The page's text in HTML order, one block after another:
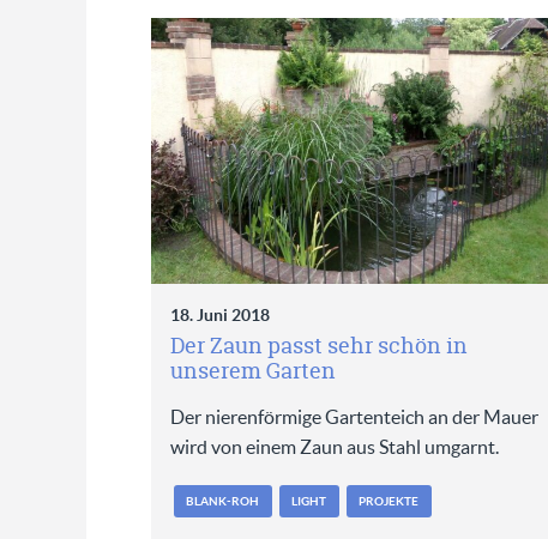
18. Juni 2018
Der Zaun passt sehr schön in
unserem Garten
Der nierenförmige Gartenteich an der Mauer
wird von einem Zaun aus Stahl umgarnt.
BLANK-ROH LIGHT PROJEKTE